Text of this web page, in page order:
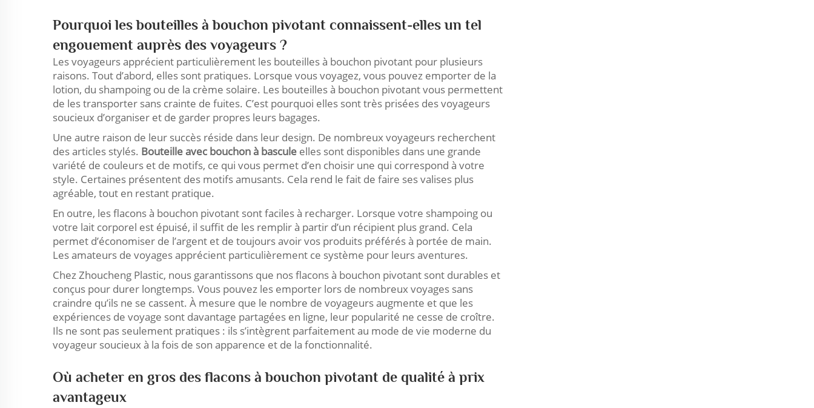
Pourquoi les bouteilles à bouchon pivotant connaissent-elles un tel
engouement auprès des voyageurs ?
Les voyageurs apprécient particulièrement les bouteilles à bouchon pivotant pour plusieurs
raisons. Tout d’abord, elles sont pratiques. Lorsque vous voyagez, vous pouvez emporter de la
lotion, du shampoing ou de la crème solaire. Les bouteilles à bouchon pivotant vous permettent
de les transporter sans crainte de fuites. C’est pourquoi elles sont très prisées des voyageurs
soucieux d’organiser et de garder propres leurs bagages.
Une autre raison de leur succès réside dans leur design. De nombreux voyageurs recherchent
des articles stylés. Bouteille avec bouchon à bascule elles sont disponibles dans une grande
variété de couleurs et de motifs, ce qui vous permet d’en choisir une qui correspond à votre
style. Certaines présentent des motifs amusants. Cela rend le fait de faire ses valises plus
agréable, tout en restant pratique.
En outre, les flacons à bouchon pivotant sont faciles à recharger. Lorsque votre shampoing ou
votre lait corporel est épuisé, il suffit de les remplir à partir d’un récipient plus grand. Cela
permet d’économiser de l’argent et de toujours avoir vos produits préférés à portée de main.
Les amateurs de voyages apprécient particulièrement ce système pour leurs aventures.
Chez Zhoucheng Plastic, nous garantissons que nos flacons à bouchon pivotant sont durables et
conçus pour durer longtemps. Vous pouvez les emporter lors de nombreux voyages sans
craindre qu’ils ne se cassent. À mesure que le nombre de voyageurs augmente et que les
expériences de voyage sont davantage partagées en ligne, leur popularité ne cesse de croître.
Ils ne sont pas seulement pratiques : ils s’intègrent parfaitement au mode de vie moderne du
voyageur soucieux à la fois de son apparence et de la fonctionnalité.
Où acheter en gros des flacons à bouchon pivotant de qualité à prix
avantageux